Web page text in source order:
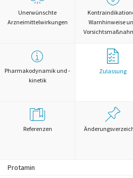
Unerwünschte
Arzneimittelwirkungen
Warnhinweise
Pharmakodynamik und -
kinetik
Zulassung
Referenzen
Protamin